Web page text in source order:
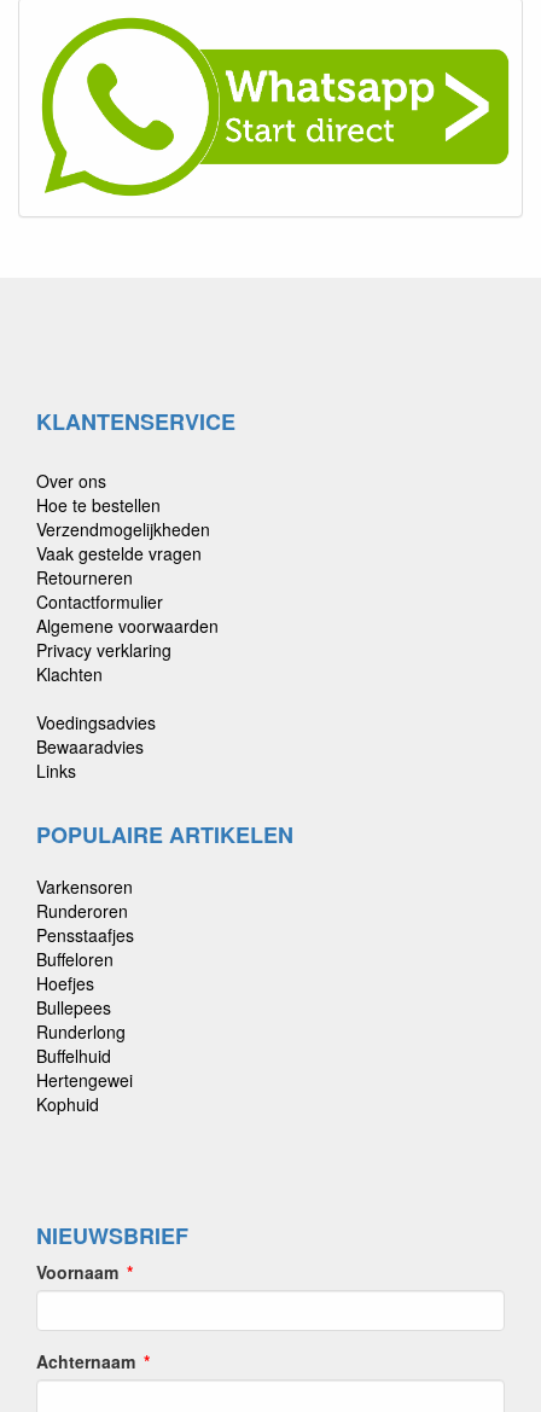
KLANTENSERVICE
Over ons
Hoe te bestellen
Verzendmogelijkheden
Vaak gestelde vragen
Retourneren
Contactformulier
Algemene voorwaarden
Privacy verklaring
Klachten
Voedingsadvies
Bewaaradvies
Links
POPULAIRE ARTIKELEN
Varkensoren
Runderoren
Pensstaafjes
Buffeloren
Hoefjes
Bullepees
Runderlong
Buffelhuid
Hertengewei
Kophuid
NIEUWSBRIEF
Voornaam
Achternaam